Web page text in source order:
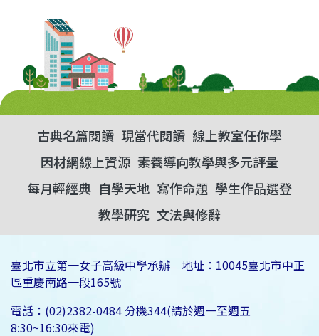
古典名篇閱讀 現當代閱讀 線上教室任你學
因材網線上資源 素養導向教學與多元評量
每月輕經典 自學天地 寫作命題 學生作品選登
教學研究 文法與修辭
臺北市立第一女子高級中學承辦 地址：10045臺北市中正
區重慶南路一段165號
電話：(02)2382-0484 分機344(請於週一至週五
8:30~16:30來電)